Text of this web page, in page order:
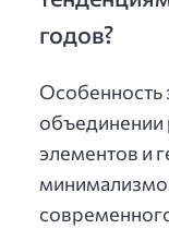
годов?
Особенность
элементов и